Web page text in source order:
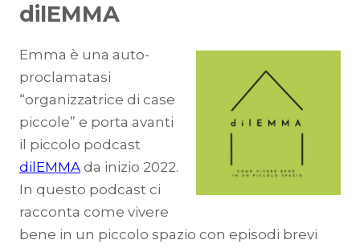
dilEMMA
Emma è una auto-
proclamatasi
“organizzatrice di case
piccole” e porta avanti
il piccolo podcast
dilEMMA da inizio 2022.
In questo podcast ci
racconta come vivere
bene in un piccolo spazio con episodi brevi